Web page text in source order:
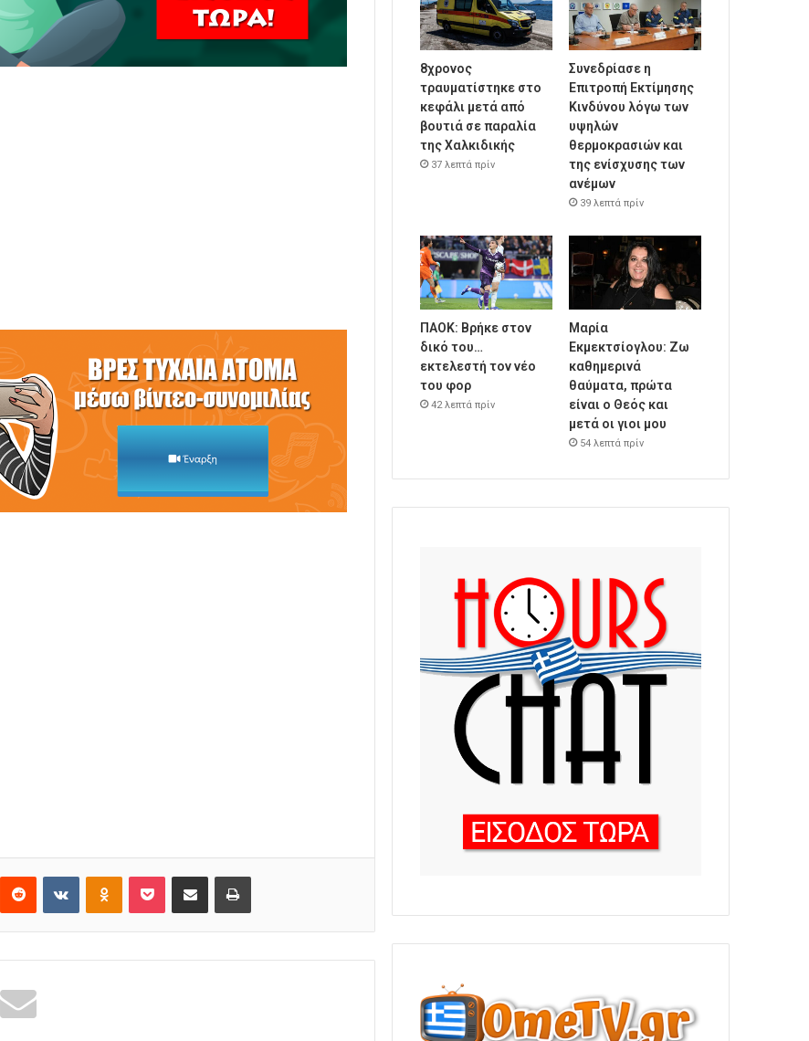
8χρονος
τραυματίστηκε στο
κεφάλι μετά από
βουτιά σε παραλία
της Χαλκιδικής
37 λεπτά πρίν
Συνεδρίασε η
Επιτροπή Εκτίμησης
Κινδύνου λόγω των
υψηλών
θερμοκρασιών και
της ενίσχυσης των
ανέμων
39 λεπτά πρίν
ΠΑΟΚ: Βρήκε στον
δικό του…
εκτελεστή τον νέο
του φορ
42 λεπτά πρίν
Μαρία
Εκμεκτσίογλου: Ζω
καθημερινά
θαύματα, πρώτα
είναι ο Θεός και
μετά οι γιοι μου
54 λεπτά πρίν